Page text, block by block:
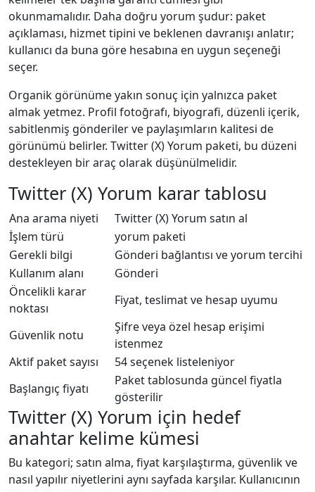
okunmamalıdır. Daha doğru yorum şudur: paket
açıklaması, hizmet tipini ve beklenen davranışı anlatır;
kullanıcı da buna göre hesabına en uygun seçeneği
seçer.
Organik görünüme yakın sonuç için yalnızca paket
almak yetmez. Profil fotoğrafı, biyografi, düzenli içerik,
sabitlenmiş gönderiler ve paylaşımların kalitesi de
görünümü belirler. Twitter (X) Yorum paketi, bu düzeni
destekleyen bir araç olarak düşünülmelidir.
Twitter (X) Yorum karar tablosu
Ana arama niyeti
Twitter (X) Yorum satın al
İşlem türü
yorum paketi
Gerekli bilgi
Gönderi bağlantısı ve yorum tercihi
Kullanım alanı
Gönderi
Öncelikli karar
noktası
Fiyat, teslimat ve hesap uyumu
Güvenlik notu
Şifre veya özel hesap erişimi
istenmez
Aktif paket sayısı
54 seçenek listeleniyor
Başlangıç fiyatı
Paket tablosunda güncel fiyatla
gösterilir
Twitter (X) Yorum için hedef
anahtar kelime kümesi
Bu kategori; satın alma, fiyat karşılaştırma, güvenlik ve
nasıl yapılır niyetlerini aynı sayfada karşılar. Kullanıcının